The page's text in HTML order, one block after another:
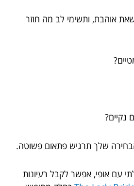
תמונות שאת אוהבת, ותשימי לב מה חוזר
נקיים?
שלך תרגיש פתאום פשוטה.
עם אופי, אפשר לקבל רעיונות